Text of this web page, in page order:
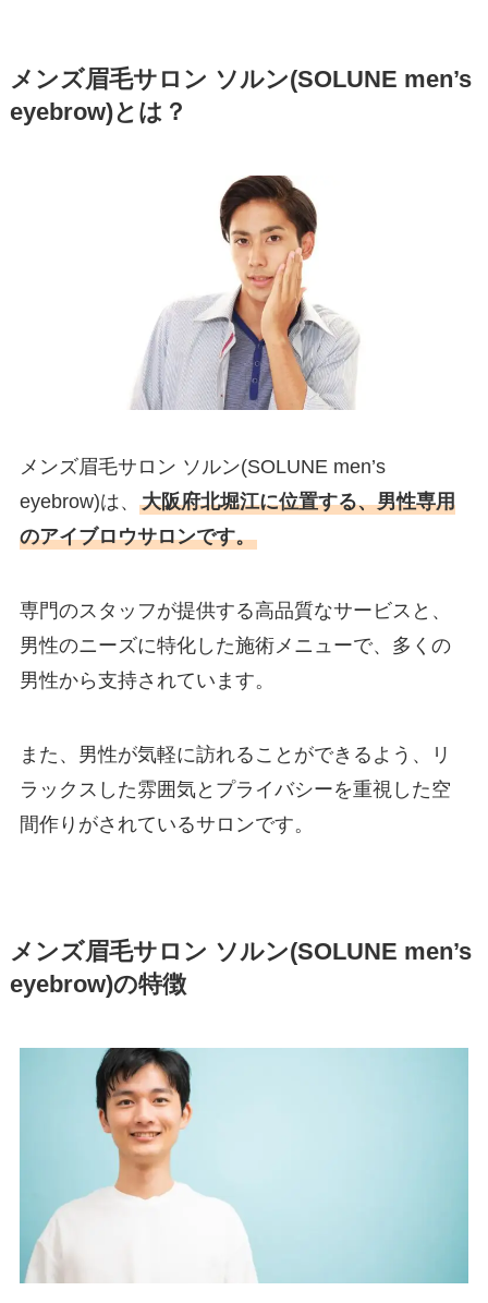
メンズ眉毛サロン ソルン(SOLUNE men’s
eyebrow)とは？
メンズ眉毛サロン ソルン(SOLUNE men’s
eyebrow)は、 大阪府北堀江に位置する、男性専用
のアイブロウサロンです。
専門のスタッフが提供する高品質なサービスと、
男性のニーズに特化した施術メニューで、多くの
男性から支持されています。
また、男性が気軽に訪れることができるよう、リ
ラックスした雰囲気とプライバシーを重視した空
間作りがされているサロンです。
メンズ眉毛サロン ソルン(SOLUNE men’s
eyebrow)の特徴